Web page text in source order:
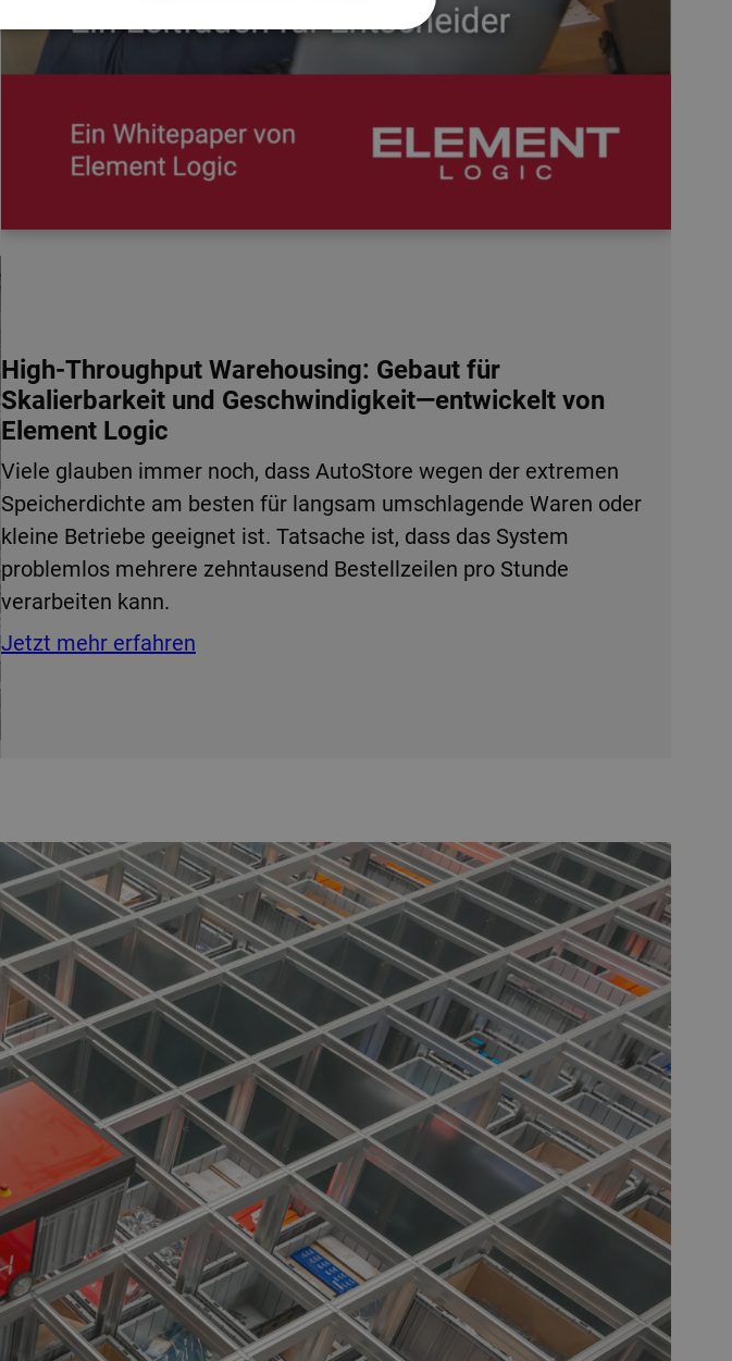
High-Throughput Warehousing: Gebaut für
Skalierbarkeit und Geschwindigkeit—entwickelt von
Element Logic
Viele glauben immer noch, dass AutoStore wegen der extremen
Speicherdichte am besten für langsam umschlagende Waren oder
kleine Betriebe geeignet ist. Tatsache ist, dass das System
problemlos mehrere zehntausend Bestellzeilen pro Stunde
verarbeiten kann.
Jetzt mehr erfahren
DANISH